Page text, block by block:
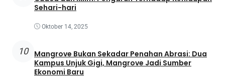
Sehari-hari
Oktober 14, 2025
10
Mangrove Bukan Sekadar Penahan Abrasi: Dua
Kampus Unjuk Gigi, Mangrove Jadi Sumber
Ekonomi Baru